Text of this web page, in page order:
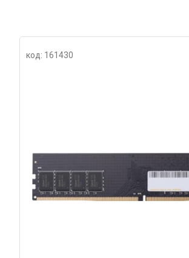
код: 161430